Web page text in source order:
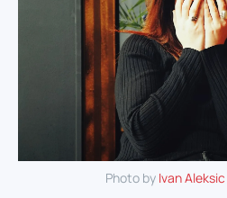
Photo by Ivan Aleksic